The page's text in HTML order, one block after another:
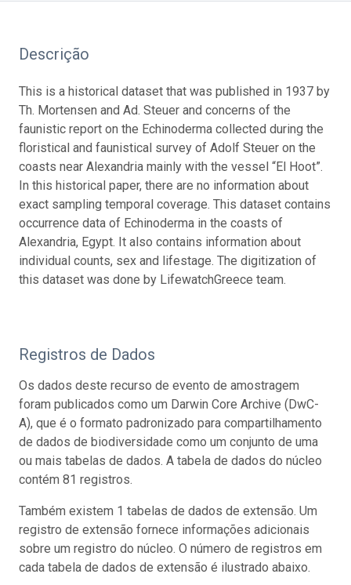
Descrição
This is a historical dataset that was published in 1937 by
Th. Mortensen and Ad. Steuer and concerns of the
faunistic report on the Echinoderma collected during the
floristical and faunistical survey of Adolf Steuer on the
coasts near Alexandria mainly with the vessel “El Hoot”.
In this historical paper, there are no information about
exact sampling temporal coverage. This dataset contains
occurrence data of Echinoderma in the coasts of
Alexandria, Egypt. It also contains information about
individual counts, sex and lifestage. The digitization of
this dataset was done by LifewatchGreece team.
Registros de Dados
Os dados deste recurso de evento de amostragem
foram publicados como um Darwin Core Archive (DwC-
A), que é o formato padronizado para compartilhamento
de dados de biodiversidade como um conjunto de uma
ou mais tabelas de dados. A tabela de dados do núcleo
contém 81 registros.
Também existem 1 tabelas de dados de extensão. Um
registro de extensão fornece informações adicionais
sobre um registro do núcleo. O número de registros em
cada tabela de dados de extensão é ilustrado abaixo.